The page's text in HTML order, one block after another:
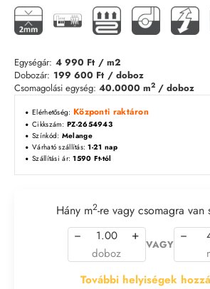
Egységár: 4 990 Ft / m2
Dobozár: 199 600 Ft / doboz
Csomagolási egység: 40.0000 m2 / doboz
Elérhetőség: Központi raktáron
Cikkszám: PZ-2654943
Színkód: Melange
Várható szállítás: 1-21 nap
Szállítási ár: 1590 Ft-tól
További helyiségek
Hány m2-re vagy csomagra van
− +
doboz
VAGY
−